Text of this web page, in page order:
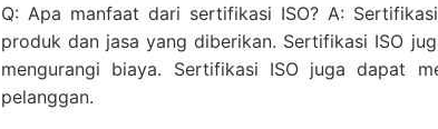
Q: Apa manfaat dari sertifikasi ISO? A:
produk dan jasa yang diberikan. Sertifikasi ISO
mengurangi biaya. Sertifikasi ISO juga dapat
pelanggan.